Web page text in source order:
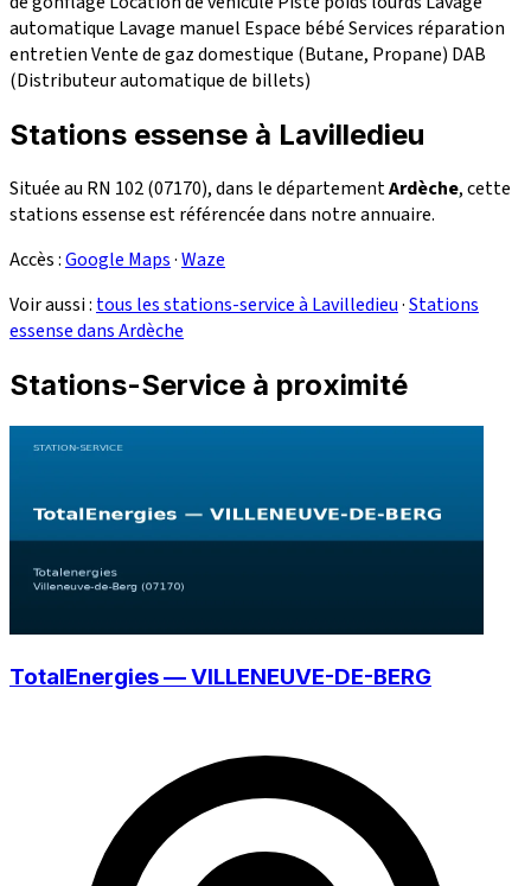
automatique Lavage manuel Espace bébéServices réparation
entretienVente de gaz domestique (Butane, Propane) DAB
(Distributeur automatique de billets)
Stations essense à Lavilledieu
Située au RN 102 (07170), dans le départementArdèche, cette
stations essense est référencée dans notre annuaire.
Accès :Google Maps·Waze
Voir aussi : tous les stations-service à Lavilledieu·Stations
essense dans Ardèche
Stations-Service à proximité
TotalEnergies — VILLENEUVE-DE-BERG